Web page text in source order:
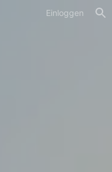
Einloggen